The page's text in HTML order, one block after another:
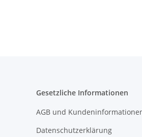
Gesetzliche Informationen
AGB und
Datenschutzerklärung